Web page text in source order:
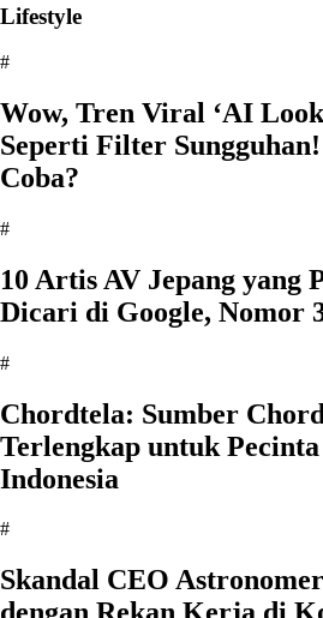
Lifestyle
#
Wow, Tren Viral ‘AI
Seperti Filter
Coba?
#
10 Artis AV Jepang yang
Dicari di Google, Nomor
#
Chordtela: Sumber
Terlengkap untuk
Indonesia
#
Skandal CEO